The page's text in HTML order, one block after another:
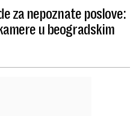
za nepoznate poslove:
u beogradskim